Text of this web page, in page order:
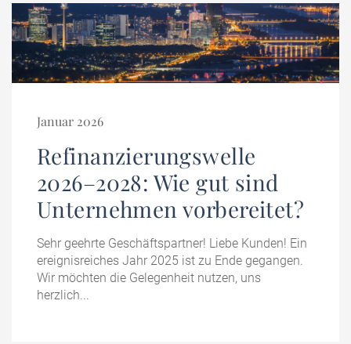
Januar 2026
Refinanzierungswelle
2026–2028: Wie gut sind
Unternehmen vorbereitet?
Sehr geehrte Geschäftspartner! Liebe Kunden! Ein
ereignisreiches Jahr 2025 ist zu Ende gegangen.
Wir möchten die Gelegenheit nutzen, uns
herzlich...